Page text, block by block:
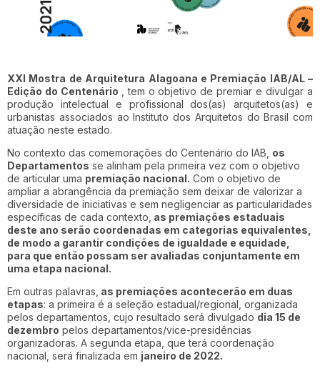
XXI Mostra de Arquitetura Alagoana e Premiação IAB/AL –
Edição do Centenário
, tem o objetivo de premiar e divulgar a
produção intelectual e profissional dos(as) arquitetos(as) e
urbanistas associados ao Instituto dos Arquitetos do Brasil com
atuação neste estado.
No contexto das comemorações do Centenário do IAB, os
Departamentos se alinham pela primeira vez com o objetivo
de articular uma premiação nacional. Com o objetivo de
ampliar a abrangência da premiação sem deixar de valorizar a
diversidade de iniciativas e sem negligenciar as particularidades
específicas de cada contexto, as premiações estaduais
deste ano serão coordenadas em categorias equivalentes,
de modo a garantir condições de igualdade e equidade,
para que então possam ser avaliadas conjuntamente em
uma etapa nacional.
Em outras palavras, as premiações acontecerão em duas
etapas: a primeira é a seleção estadual/regional, organizada
pelos departamentos, cujo resultado será divulgado dia 15 de
dezembro pelos departamentos/vice-presidências
organizadoras. A segunda etapa, que terá coordenação
nacional, será finalizada em janeiro de 2022.